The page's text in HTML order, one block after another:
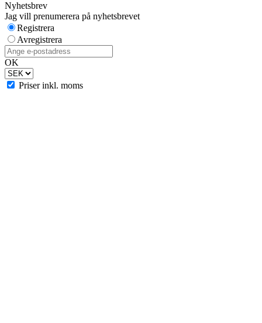
Nyhetsbrev
Jag vill prenumerera på nyhetsbrevet
Registrera
Avregistrera
OK
Priser inkl. moms